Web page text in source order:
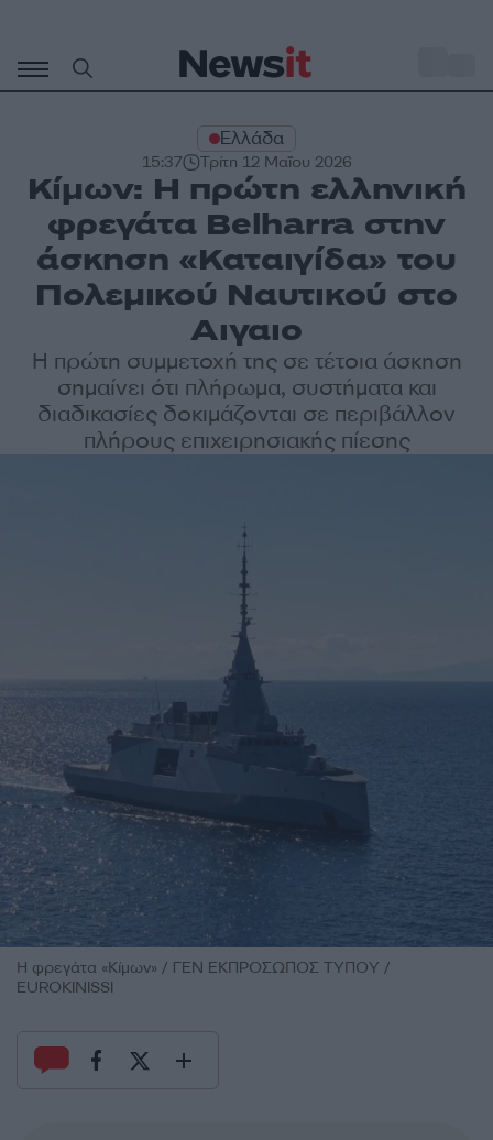
περιεχόμενο
Ελλάδα
15:37 Τρίτη 12 Μαΐου 2026
Κίμων: Η πρώτη ελληνική
φρεγάτα Belharra στην
άσκηση «Καταιγίδα» του
Πολεμικού Ναυτικού στο
Αιγαιο
Η πρώτη συμμετοχή της σε τέτοια άσκηση
σημαίνει ότι πλήρωμα, συστήματα και
διαδικασίες δοκιμάζονται σε περιβάλλον
πλήρους επιχειρησιακής πίεσης
Η φρεγάτα «Κίμων» / ΓΕΝ ΕΚΠΡΟΣΩΠΟΣ ΤΥΠΟΥ /
EUROKINISSI